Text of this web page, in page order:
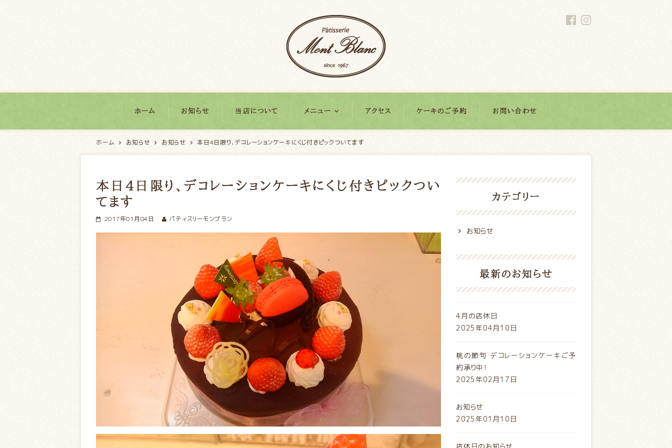
ホーム お知らせ 当店について メニュー アクセス ケーキのご予約 お問い合わせ
ホーム お知らせ お知らせ 本日4日限り、デコレーションケーキにくじ付きピックついてます
本日4日限り、デコレーションケーキにくじ付きピックつい
てます
2017年01月04日 パティスリーモンブラン
カテゴリー
お知らせ
最新のお知らせ
4月の店休日
2025年04月10日
桃の節句 デコレーションケーキご予
約承り中！
2025年02月17日
お知らせ
2025年01月10日